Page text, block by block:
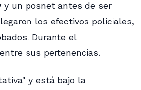
y un posnet antes de ser
los efectivos policiales,
Durante el
sus pertenencias.
y está bajo la